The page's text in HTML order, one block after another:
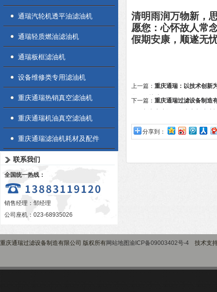
通瑞汽轮机透平油滤油机
通瑞轻质燃油滤油机
通瑞板框滤油机
设备维修类专用滤油机
重庆通瑞热销真空滤油机
重庆通瑞机油真空滤油机
重庆通瑞滤油机耗材及配件
联系我们
全国统一热线：
销售经理：邹经理
公司座机：023-68935026
清明雨润万物新，
愿您：心怀故人常
假期安康，顺遂无
上一篇： 重庆通瑞：以技术创新
化保驾护航
下一篇： 重庆通瑞过滤设备制造
分享到：
重庆通瑞过滤设备制造有限公司 版权所有网站地图渝ICP备09003402号-4 技术支